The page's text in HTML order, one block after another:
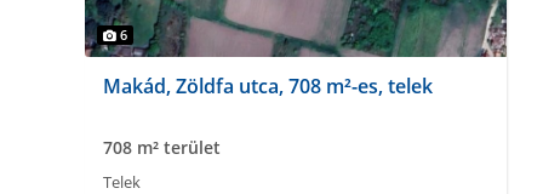
6
Makád, Zöldfa utca, 708 m²-es, telek
708 m² terület
Telek